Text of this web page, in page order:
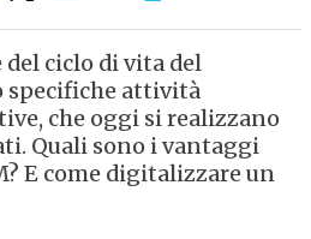
ciclo di vita del
specifiche attività
che oggi si realizzano
Quali sono i vantaggi
E come digitalizzare un